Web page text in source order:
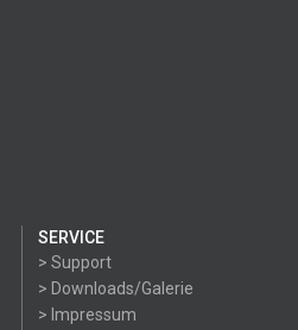
SERVICE
> Support
> Downloads/Galerie
> Impressum